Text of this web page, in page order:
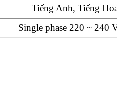
Tiếng Anh, Tiếng
Single phase 220 ~ 240